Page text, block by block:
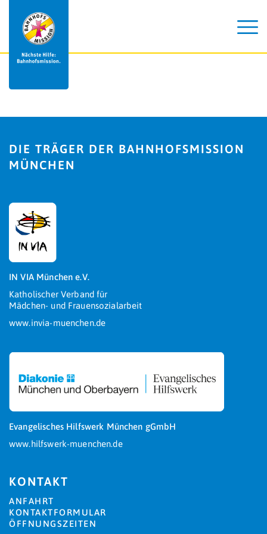
DIE TRÄGER DER BAHNHOFSMISSION
MÜNCHEN
IN VIA München e.V.
Katholischer Verband für
Mädchen- und Frauensozialarbeit
www.invia-muenchen.de
Evangelisches Hilfswerk München gGmbH
www.hilfswerk-muenchen.de
KONTAKT
ANFAHRT
KONTAKTFORMULAR
ÖFFNUNGSZEITEN